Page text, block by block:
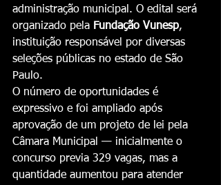
administração municipal. O edital será
organizado pela Fundação Vunesp,
instituição responsável por diversas
seleções públicas no estado de São
Paulo.
O número de oportunidades é
expressivo e foi ampliado após
aprovação de um projeto de lei pela
Câmara Municipal — inicialmente o
concurso previa 329 vagas, mas a
quantidade aumentou para atender